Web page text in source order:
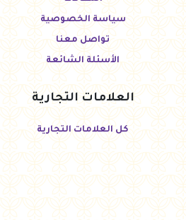
سياسة الخصوصية
تواصل معنا
الأسئلة الشائعة
العلامات التجارية
كل العلامات التجارية